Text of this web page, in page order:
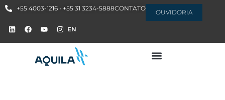
+55 4003-1216 • +55 31 3234-5888CONTATO
OUVIDORIA
EN